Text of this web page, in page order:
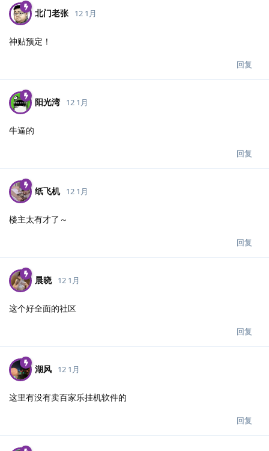
北门老张 12 1月
神贴预定！
回复
阳光湾 12 1月
牛逼的
回复
纸飞机 12 1月
楼主太有才了～
回复
晨晓 12 1月
这个好全面的社区
回复
湖风 12 1月
这里有没有卖百家乐挂机软件的
回复